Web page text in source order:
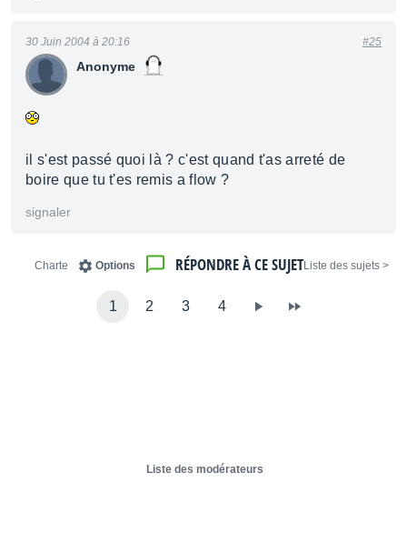
Anonyme
30 Juin 2004 à 20:16 #25
il s'est passé quoi là ? c'est quand t'as arreté de
boire que tu t'es remis a flow ?
signaler
< Liste des sujets
RÉPONDRE À CE SUJET
Options
Charte
1 2 3 4
Liste des modérateurs